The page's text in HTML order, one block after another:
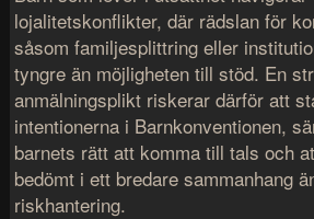
lojalitetskonflikter, där rädslan för
såsom familjesplittring eller
tyngre än möjligheten till stöd. En
anmälningsplikt riskerar därför att
intentionerna i Barnkonventionen,
barnets rätt att komma till tals och
bedömt i ett bredare sammanhang
riskhantering.